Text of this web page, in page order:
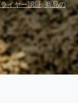
イヤー認証 商品の